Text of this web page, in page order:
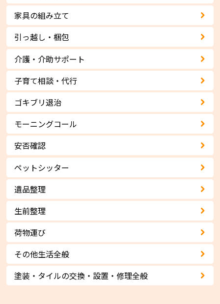
家具の組み立て
引っ越し・梱包
介護・介助サポート
子育て相談・代行
ゴキブリ退治
モーニングコール
安否確認
ペットシッター
遺品整理
生前整理
荷物運び
その他生活全般
塗装・タイルの交換・設置・修理全般